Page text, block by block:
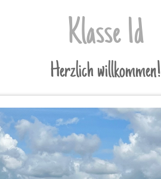
Klasse 1d
Herzlich willkommen!